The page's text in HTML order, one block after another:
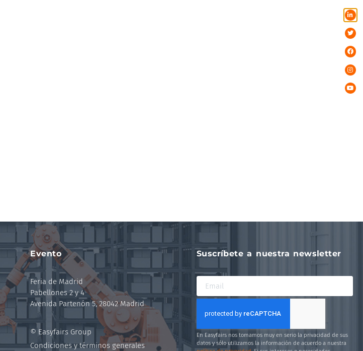
Evento
Feria de Madrid
Pabellones 2 y 4
Avenida Partenón 5, 28042 Madrid
© Easyfairs Group
Condiciones y términos generales
Suscríbete a nuestra newsletter
En Easyfairs nos tomamos muy en serio la privacidad de sus
datos y sólo utilizamos la información de acuerdo a nuestra